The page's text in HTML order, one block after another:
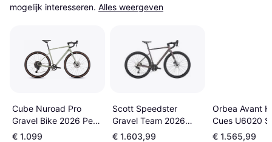
mogelijk interesseren. Alles weergeven
Cube Nuroad Pro
Gravel Bike 2026 Pea
Grey
€ 1.099
Scott Speedster
Gravel Team 2026
Shimano GRX 2x12sp
€ 1.603,99
Orbea Avant
Cues U6020
Shadow Road
€ 1.565,99